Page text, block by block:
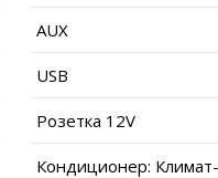
AUX
USB
Розетка 12V
Кондиционер: